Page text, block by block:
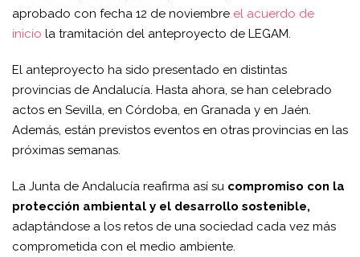
aprobado con fecha 12 de noviembre el acuerdo de
inicio la tramitación del anteproyecto de LEGAM.
El anteproyecto ha sido presentado en distintas
provincias de Andalucía. Hasta ahora, se han celebrado
actos en Sevilla, en Córdoba, en Granada y en Jaén.
Además, están previstos eventos en otras provincias en las
próximas semanas.
La Junta de Andalucía reafirma así su compromiso con la
protección ambiental y el desarrollo sostenible,
adaptándose a los retos de una sociedad cada vez más
comprometida con el medio ambiente.